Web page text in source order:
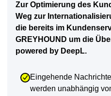
Zur Optimierung des
Weg zur
die bereits im
GREYHOUND um die
powered by DeepL.
Eingehende
werden unabhängig